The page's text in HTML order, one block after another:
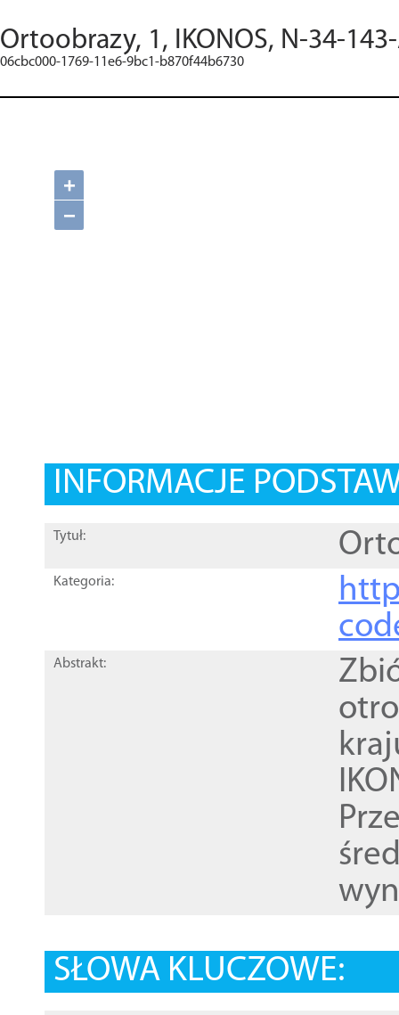
Ortoobrazy, 1, IKONOS, N-34-
06cbc000-1769-11e6-9bc1-b870f44b6730
+
−
INFORMACJE
Tytuł:
Kategoria:
Abstrakt:
SŁOWA KLUCZOWE: